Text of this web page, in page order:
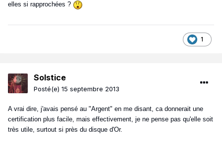
elles si rapprochées ?
1
Solstice
Posté(e) 15 septembre 2013
A vrai dire, j'avais pensé au "Argent" en me disant, ca donnerait une
certification plus facile, mais effectivement, je ne pense pas qu'elle soit
très utile, surtout si près du disque d'Or.